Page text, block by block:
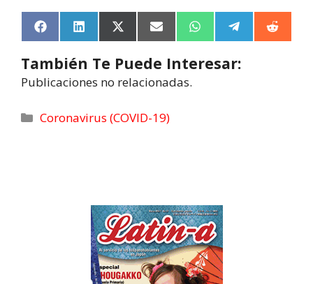
F
a
e
b
o
k
L
i
k
e
d
n
X
(
w
i
t
e
r
E
m
a
l
W
h
t
e
e
R
e
También Te Puede Interesar:
Publicaciones no relacionadas.
Coronavirus (COVID-19)